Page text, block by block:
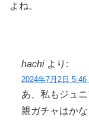
よね。
hachi より:
2024年7月2日 5:46
あ、私もジュ
親ガチャはか